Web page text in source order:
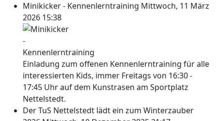
Minikicker - Kennenlerntraining Mittwoch, 11 März
2026 15:38
Einladung zum offenen Kennenlerntraining für alle
interessierten Kids, immer Freitags von 16:30 -
17:45 Uhr auf dem Kunstrasen am Sportplatz
Nettelstedt.
Der TuS Nettelstedt lädt ein zum Winterzauber